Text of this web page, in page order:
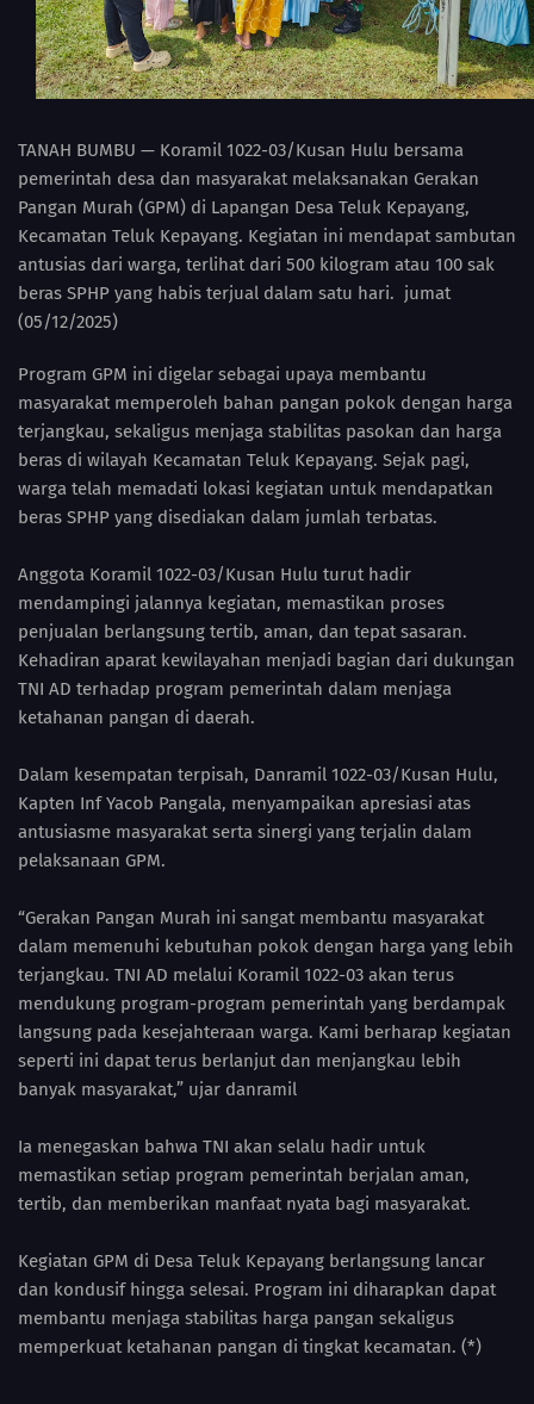
TANAH BUMBU — Koramil 1022-03/Kusan Hulu bersama
pemerintah desa dan masyarakat melaksanakan Gerakan
Pangan Murah (GPM) di Lapangan Desa Teluk Kepayang,
Kecamatan Teluk Kepayang. Kegiatan ini mendapat sambutan
antusias dari warga, terlihat dari 500 kilogram atau 100 sak
beras SPHP yang habis terjual dalam satu hari. jumat
(05/12/2025)
Program GPM ini digelar sebagai upaya membantu
masyarakat memperoleh bahan pangan pokok dengan harga
terjangkau, sekaligus menjaga stabilitas pasokan dan harga
beras di wilayah Kecamatan Teluk Kepayang. Sejak pagi,
warga telah memadati lokasi kegiatan untuk mendapatkan
beras SPHP yang disediakan dalam jumlah terbatas.
Anggota Koramil 1022-03/Kusan Hulu turut hadir
mendampingi jalannya kegiatan, memastikan proses
penjualan berlangsung tertib, aman, dan tepat sasaran.
Kehadiran aparat kewilayahan menjadi bagian dari dukungan
TNI AD terhadap program pemerintah dalam menjaga
ketahanan pangan di daerah.
Dalam kesempatan terpisah, Danramil 1022-03/Kusan Hulu,
Kapten Inf Yacob Pangala, menyampaikan apresiasi atas
antusiasme masyarakat serta sinergi yang terjalin dalam
pelaksanaan GPM.
“Gerakan Pangan Murah ini sangat membantu masyarakat
dalam memenuhi kebutuhan pokok dengan harga yang lebih
terjangkau. TNI AD melalui Koramil 1022-03 akan terus
mendukung program-program pemerintah yang berdampak
langsung pada kesejahteraan warga. Kami berharap kegiatan
seperti ini dapat terus berlanjut dan menjangkau lebih
banyak masyarakat,” ujar danramil
Ia menegaskan bahwa TNI akan selalu hadir untuk
memastikan setiap program pemerintah berjalan aman,
tertib, dan memberikan manfaat nyata bagi masyarakat.
Kegiatan GPM di Desa Teluk Kepayang berlangsung lancar
dan kondusif hingga selesai. Program ini diharapkan dapat
membantu menjaga stabilitas harga pangan sekaligus
memperkuat ketahanan pangan di tingkat kecamatan. (*)